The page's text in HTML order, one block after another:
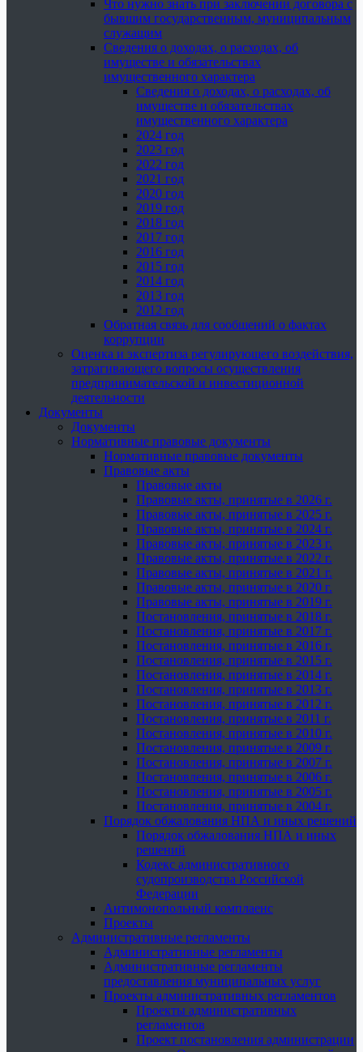
Что нужно знать при заключении договора с
бывшим государственным, муниципальным
служащим
Сведения о доходах, о расходах, об
имуществе и обязательствах
имущественного характера
Сведения о доходах, о расходах, об
имуществе и обязательствах
имущественного характера
2024 год
2023 год
2022 год
2021 год
2020 год
2019 год
2018 год
2017 год
2016 год
2015 год
2014 год
2013 год
2012 год
Обратная связь для сообщений о фактах
коррупции
Оценка и экспертиза регулирующего воздействия,
затрагивающего вопросы осуществления
предпринимательской и инвестиционной
деятельности
Документы
Документы
Нормативные правовые документы
Нормативные правовые документы
Правовые акты
Правовые акты
Правовые акты, принятые в 2026 г.
Правовые акты, принятые в 2025 г.
Правовые акты, принятые в 2024 г.
Правовые акты, принятые в 2023 г.
Правовые акты, принятые в 2022 г.
Правовые акты, принятые в 2021 г.
Правовые акты, принятые в 2020 г.
Правовые акты, принятые в 2019 г.
Постановления, принятые в 2018 г.
Постановления, принятые в 2017 г.
Постановления, принятые в 2016 г.
Постановления, принятые в 2015 г.
Постановления, принятые в 2014 г.
Постановления, принятые в 2013 г.
Постановления, принятые в 2012 г.
Постановления, принятые в 2011 г.
Постановления, принятые в 2010 г.
Постановления, принятые в 2009 г.
Постановления, принятые в 2007 г.
Постановления, принятые в 2006 г.
Постановления, принятые в 2005 г.
Постановления, принятые в 2004 г.
Порядок обжалования НПА и иных решений
Порядок обжалования НПА и иных
решений
Кодекс административного
судопроизводства Российской
Федерации
Антимонопольный комплаенс
Проекты
Административные регламенты
Административные регламенты
Административные регламенты
предоставления муниципальных услуг
Проекты административных регламентов
Проекты административных
регламентов
Проект постановления администрации